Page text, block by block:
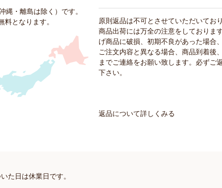
縄・離島は除く）です。
となります。
原則返品は不可とさせていただいてお
商品出荷には万全の注意をしておりま
げ商品に破損、初期不良があった場合
ご注文内容と異なる場合、商品到着後
までご連絡をお願い致します。必ずご
下さい。
返品について詳しくみる
た日は休業日です。